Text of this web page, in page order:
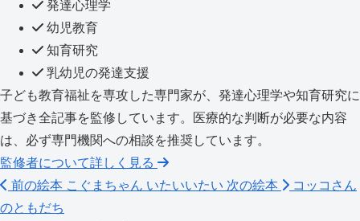
発達心理学
幼児教育
知育研究
乳幼児の発達支援
子ども教育福祉を専攻した専門家が、発達心理学や知育研究に
基づき全記事を監修しています。医療的な判断が必要な内容
は、必ず専門機関への相談を推奨しています。
監修者について詳しく見る
前の絵本 こぐまちゃん いたいいたい 次の絵本
コッコさん
のともだち